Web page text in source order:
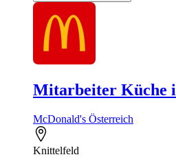
Mitarbeiter Küche
McDonald's Österreich
Knittelfeld